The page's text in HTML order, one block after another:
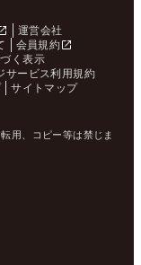
運営会社
会員規約
く表示
サービス利用規約
サイトマップ
用、コピー等は禁じま